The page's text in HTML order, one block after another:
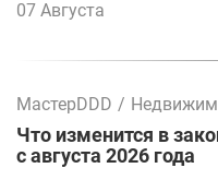
07 Августа
МастерDDD /
Что изменится в
с августа 2026 года